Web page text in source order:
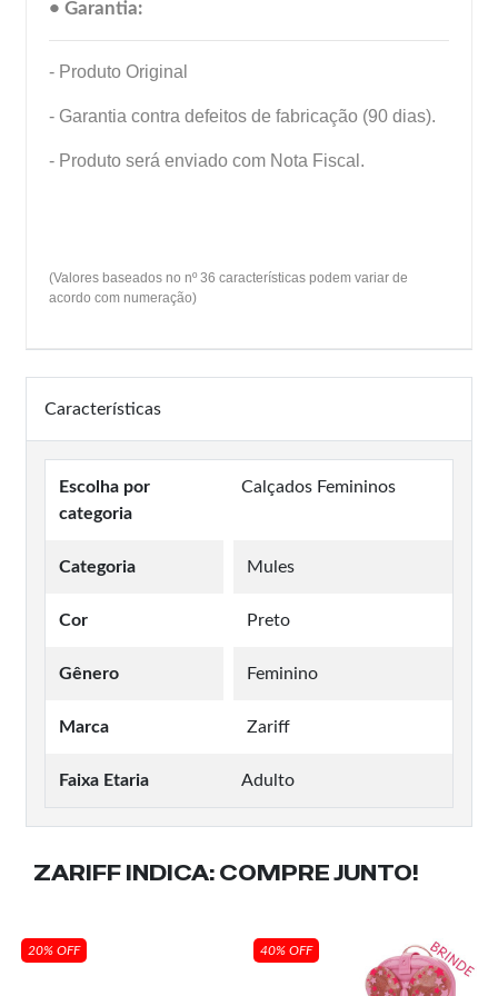
• Garantia:
- Produto Original
- Garantia contra defeitos de fabricação (90 dias).
- Produto será enviado com Nota Fiscal.
(Valores baseados no nº 36 características podem variar de
acordo com numeração)
Características
Escolha por
categoria
Calçados Femininos
Categoria Mules
Cor Preto
Gênero Feminino
Marca Zariff
Faixa Etaria Adulto
ZARIFF INDICA: COMPRE JUNTO!
20% OFF 40% OFF